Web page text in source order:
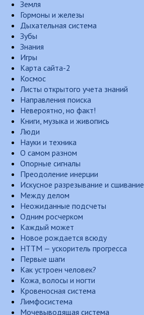
Земля
Гормоны и железы
Дыхательная система
Зубы
Знания
Игры
Карта сайта-2
Космос
Листы открытого учета знаний
Направления поиска
Невероятно, но факт!
Книги, музыка и живопись
Люди
Науки и техника
О самом разном
Опорные сигналы
Преодоление инерции
Искусное разрезывание и сшивание
Между делом
Неожиданные подсчеты
Одним росчерком
Каждый может
Новое рождается всюду
НТТМ — ускоритель прогресса
Первые шаги
Как устроен человек?
Кожа, волосы и ногти
Кровеносная система
Лимфосистема
Мочевыводящая система